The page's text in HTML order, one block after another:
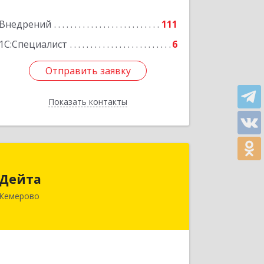
Внедрений
111
1С:Специалист
6
Отправить заявку
Показать контакты
Отправить заявку
Назад
Дейта
Кемерово
650036, Кемеровская обл, Кемерово г,
Тухачевского ул, дом № 22, корпус А,